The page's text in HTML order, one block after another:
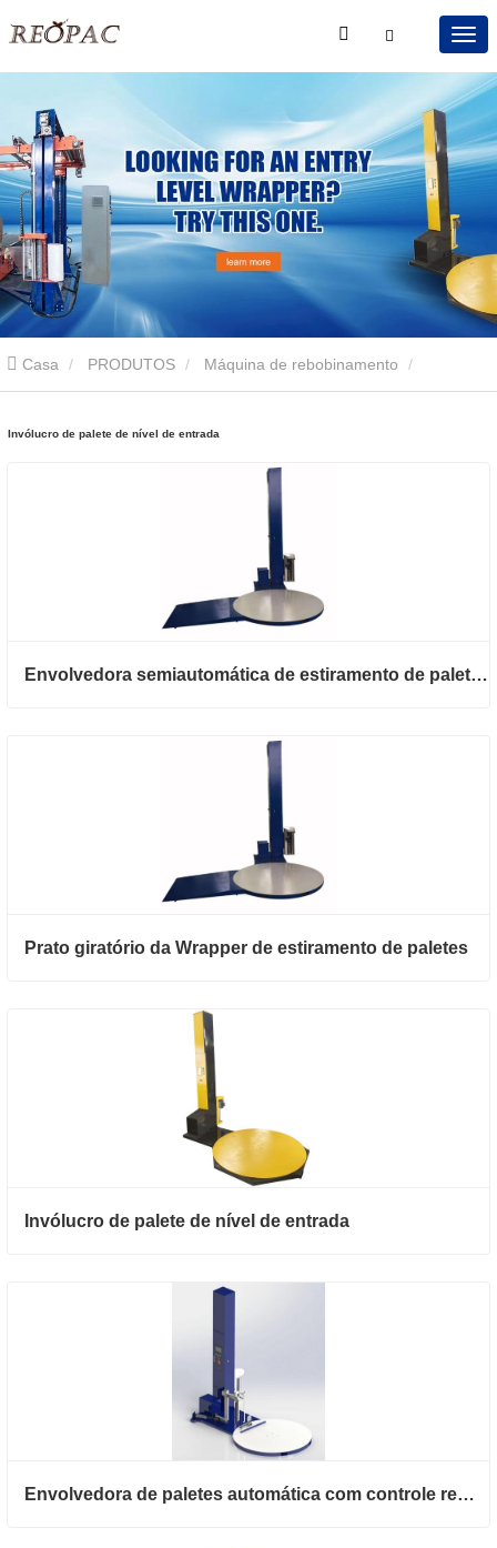
Casa PRODUTOS Máquina de rebobinamento
Invólucro de palete de nível de entrada
Envolvedora semiautomática de estiramento de paletes
Prato giratório da Wrapper de estiramento de paletes
Invólucro de palete de nível de entrada
Envolvedora de paletes automática com controle remoto